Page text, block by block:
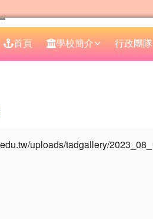
首頁 學校簡介 行政團隊